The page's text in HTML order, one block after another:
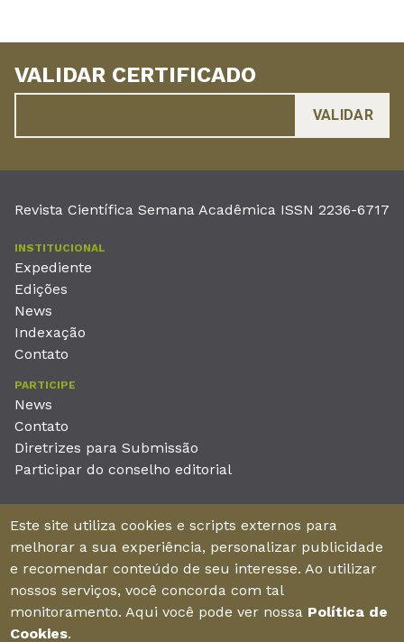
VALIDAR CERTIFICADO
Revista Científica Semana Acadêmica ISSN 2236-6717
INSTITUCIONAL
Expediente
Edições
News
Indexação
Contato
PARTICIPE
News
Contato
Diretrizes para Submissão
Participar do conselho editorial
Unieducar Inteligência Educacional Ltda
CNPJ: 05.569.970/0001-26
Av. Desembargador Moreira, No. 2001 – 11º andar - Bairro
Aldeota
Fortaleza – Ceará - Brasil - CEP 60170-001
Este site utiliza cookies e scripts externos para
melhorar a sua experiência, personalizar publicidade
e recomendar conteúdo de seu interesse. Ao utilizar
nossos serviços, você concorda com tal
monitoramento. Aqui você pode ver nossa Política de
Cookies.